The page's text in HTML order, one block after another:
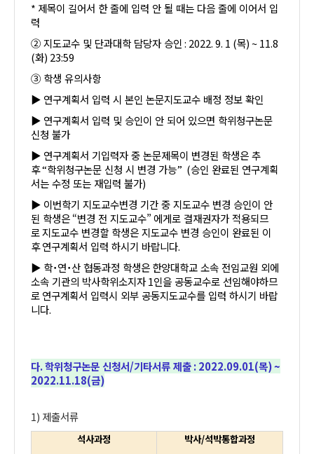
* 제목이 길어서 한 줄에 입력 안 될 때는 다음 줄에 이어서 입
력
②지도교수 및 단과대학 담당자 승인: 2022. 9. 1 (목) ~ 11.8
(화) 23:59
③ 학생 유의사항
▶ 연구계획서 입력 시 본인 논문지도교수 배정 정보 확인
▶ 연구계획서 입력 및 승인이 안 되어 있으면 학위청구논문
신청 불가
▶ 연구계획서 기입력자 중 논문제목이 변경된 학생은 추
후“학위청구논문 신청 시 변경 가능” (승인 완료된 연구계획
서는 수정 또는 재입력 불가)
▶ 이번학기 지도교수변경 기간 중 지도교수 변경 승인이 안
된 학생은“변경 전 지도교수” 에게로 결재권자가 적용되므
로지도교수 변경할 학생은 지도교수 변경 승인이 완료된 이
후연구계획서 입력 하시기 바랍니다.
▶ 학˙연˙산 협동과정 학생은한양대학교 소속 전임교원 외에
소속 기관의 박사학위소지자1인을 공동교수로 선임해야하므
로연구계획서 입력시 외부 공동지도교수를 입력 하시기 바랍
니다.
다.학위청구논문 신청서/기타서류 제출: 2022.09.01(목) ~
2022.11.18(금)
1) 제출서류
석사과정 박사/석박통합과정